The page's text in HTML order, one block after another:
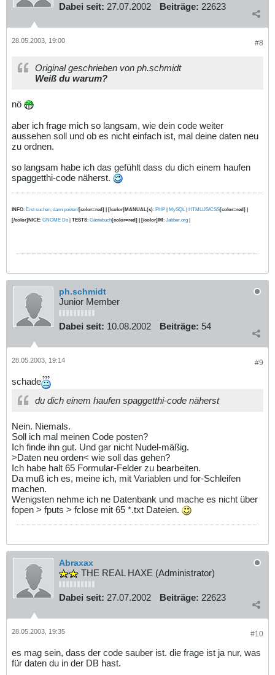
Dabei seit: 27.07.2002 Beiträge: 22623
#8
28.05.2003, 19:00
Original geschrieben von ph.schmidt
Weiß du warum?
nö
aber ich frage mich so langsam, wie dein code weiter
aussehen soll und ob es nicht einfach ist, mal deine daten neu
zu ordnen.
so langsam habe ich das gefühlt dass du dich einem haufen
spaggetthi-code näherst.
INFO: Erst suchen, dann posten![color=red] | [/color]MANUAL(s): PHP MySQL| HTML/JS/CSS[color=red] |
[/color]NICE: GNOME Do TESTS: Gästebuch[color=red] | [/color]IM : Jabber.org
ph.schmidt
Junior Member
Dabei seit: 10.08.2002 Beiträge: 54
#9
28.05.2003, 19:14
schade
du dich einem haufen spaggetthi-code näherst
Nein. Niemals.
Soll ich mal meinen Code posten?
Ich finde ihn gut. Und gar nicht Nudel-mäßig.
>Daten neu orden< wie soll das gehen?
Ich habe halt 65 Formular-Felder zu bearbeiten.
Da muß ich es, meine ich, mit Variablen und for-Schleifen
machen.
Wenigsten nehme ich ne Datenbank und mache es nicht über
fopen > fputs > fclose mit 65 *.txt Dateien.
Abraxax
THE REAL HAXE (Administrator)
Dabei seit: 27.07.2002 Beiträge: 22623
#10
28.05.2003, 19:35
es mag sein, dass der code sauber ist. die frage ist ja nur, was
für daten du in der DB hast.